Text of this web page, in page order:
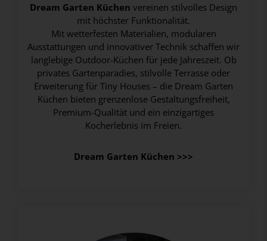
Dream Garten Küchen vereinen stilvolles Design
mit höchster Funktionalität.
Mit wetterfesten Materialien, modularen
Ausstattungen und innovativer Technik schaffen wir
langlebige Outdoor-Küchen für jede Jahreszeit. Ob
privates Gartenparadies, stilvolle Terrasse oder
Erweiterung für Tiny Houses – die Dream Garten
Küchen bieten grenzenlose Gestaltungsfreiheit,
Premium-Qualität und ein einzigartiges
Kocherlebnis im Freien.
Dream Garten Küchen >>>